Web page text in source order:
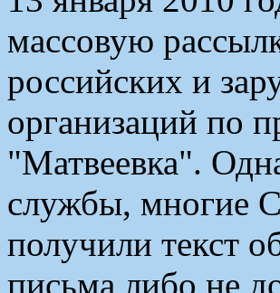
массовую
российских и
организаций по
"Матвеевка".
службы, многие
получили текст
письма либо не